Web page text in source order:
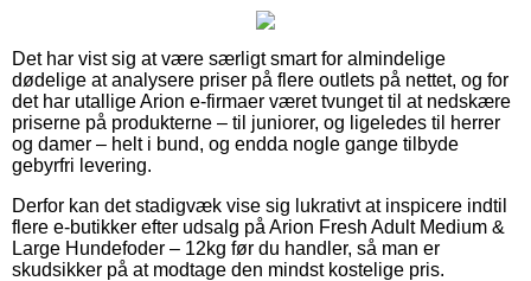
Det har vist sig at være særligt smart for almindelige
dødelige at analysere priser på flere outlets på nettet, og for
det har utallige Arion e-firmaer været tvunget til at nedskære
priserne på produkterne – til juniorer, og ligeledes til herrer
og damer – helt i bund, og endda nogle gange tilbyde
gebyrfri levering.
Derfor kan det stadigvæk vise sig lukrativt at inspicere indtil
flere e-butikker efter udsalg på Arion Fresh Adult Medium &
Large Hundefoder – 12kg før du handler, så man er
skudsikker på at modtage den mindst kostelige pris.